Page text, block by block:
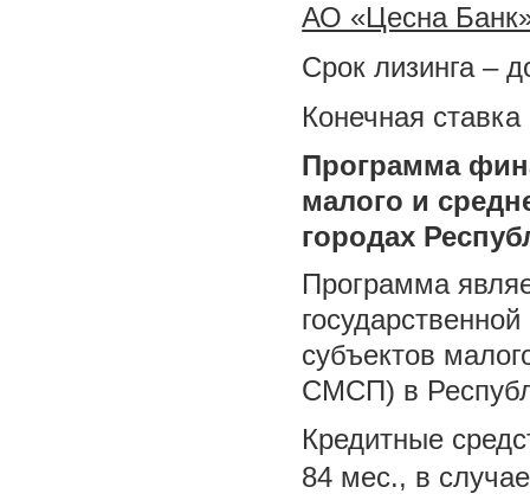
АО «Цесна
Срок лизинга –
Конечная
Программа
малого и
городах
Программа
субъектов
СМСП) в
Кредитные
84 мес., в